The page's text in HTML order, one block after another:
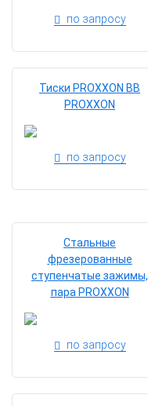
по запросу
Тиски PROXXON ВВ
PROXXON
по запросу
Стальные
фрезерованные
ступенчатые зажимы,
пара PROXXON
по запросу